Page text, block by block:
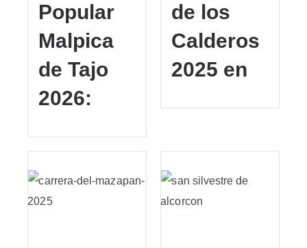
Popular
Malpica
de Tajo
2026:
de los
Calderos
2025 en